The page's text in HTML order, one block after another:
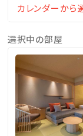
■大浴場(3種の
男女別の大浴場
＜泉質＞含塩化土
＜効能＞関節痛
＜ご利用時間＞
●大浴場・露天風
●大浴場内低温サ
※19時～20時の
選択中の部屋